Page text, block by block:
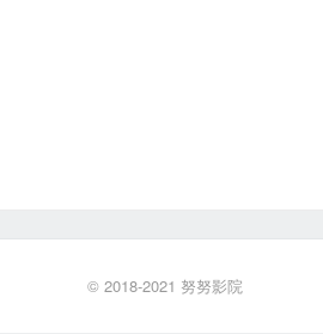
© 2018-2021 努努影院